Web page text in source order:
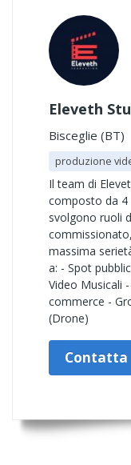
Eleveth
Bisceglie (BT)
produzione
Il team di
composto da 4
svolgono ruoli
massima
a: - Spot
Video Musicali
commerce -
(Drone)
Contatta